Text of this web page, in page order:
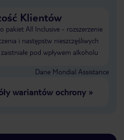
Klientów
pakiet All Inclusive - rozszerzenie
i następstw nieszczęśliwych
pod wpływem alkoholu
Dane Mondial Assistance
wariantów ochrony»